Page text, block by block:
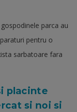
parca au
pentru o
sarbatoare fara
placinte
si noi si